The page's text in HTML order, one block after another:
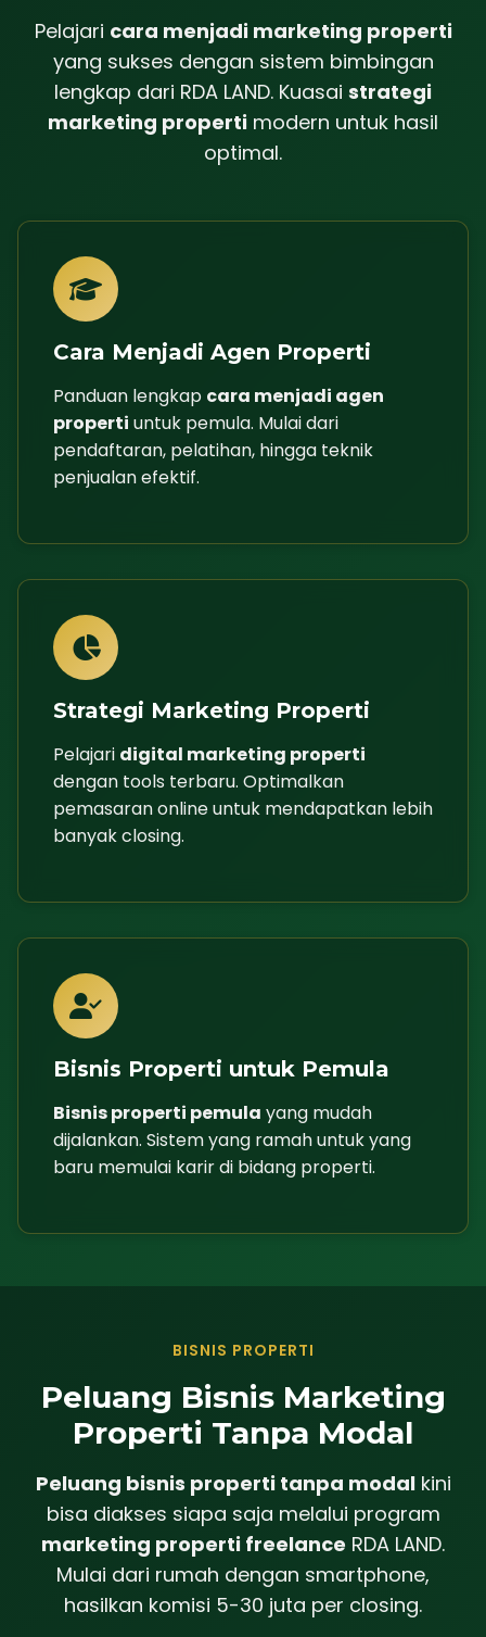
Pelajari cara menjadi marketing properti
yang sukses dengan sistem bimbingan
lengkap dari RDA LAND. Kuasai strategi
marketing properti modern untuk hasil
optimal.
Cara Menjadi Agen Properti
Panduan lengkap cara menjadi agen
properti untuk pemula. Mulai dari
pendaftaran, pelatihan, hingga teknik
penjualan efektif.
Strategi Marketing Properti
Pelajari digital marketing properti
dengan tools terbaru. Optimalkan
pemasaran online untuk mendapatkan lebih
banyak closing.
Bisnis Properti untuk Pemula
Bisnis properti pemula yang mudah
dijalankan. Sistem yang ramah untuk yang
baru memulai karir di bidang properti.
BISNIS PROPERTI
Peluang Bisnis Marketing
Properti Tanpa Modal
Peluang bisnis properti tanpa modalkini
bisa diakses siapa saja melalui program
marketing properti freelance RDA LAND.
Mulai dari rumah dengan smartphone,
hasilkan komisi 5-30 juta per closing.